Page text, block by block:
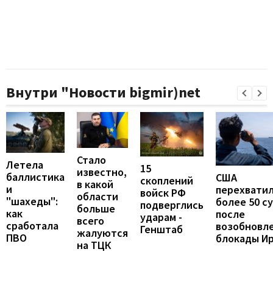
Внутри "Новости bigmir)net
Летела
баллистика
и
"шахеды":
как
сработала
ПВО
Стало
известно,
в какой
области
больше
всего
жалуются
на ТЦК
15
скоплений
войск РФ
подверглись
ударам -
Генштаб
США
более 50
после
блокады